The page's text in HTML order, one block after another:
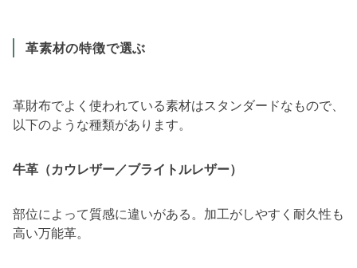
革素材の特徴で選ぶ
革財布でよく使われている素材はスタンダードなもので、
以下のような種類があります。
牛革（カウレザー／ブライトルレザー）
部位によって質感に違いがある。加工がしやすく耐久性も
高い万能革。